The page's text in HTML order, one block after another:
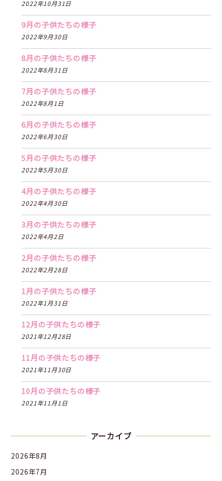
2022年10月31日
9月の子供たちの様子
2022年9月30日
8月の子供たちの様子
2022年8月31日
7月の子供たちの様子
2022年8月1日
6月の子供たちの様子
2022年6月30日
5月の子供たちの様子
2022年5月30日
4月の子供たちの様子
2022年4月30日
3月の子供たちの様子
2022年4月2日
2月の子供たちの様子
2022年2月28日
1月の子供たちの様子
2022年1月31日
12月の子供たちの様子
2021年12月28日
11月の子供たちの様子
2021年11月30日
10月の子供たちの様子
2021年11月1日
アーカイブ
2026年8月
2026年7月